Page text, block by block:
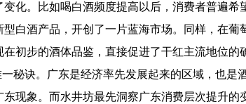
化。比如喝白酒频度提高以后，消费者普遍希
白酒产品，开创了一片蓝海市场。同样，在葡
初步的酒体品鉴，直接促进了干红主流地位的
秘诀。广东是经济率先发展起来的区域，也是
现象。而水井坊最先洞察广东消费层次提升的